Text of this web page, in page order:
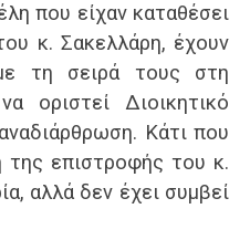
που είχαν καταθέσει
κ. Σακελλάρη, έχουν
τη σειρά τους στη
οριστεί Διοικητικό
Κάτι που
της επιστροφής του κ.
αλλά δεν έχει συμβεί